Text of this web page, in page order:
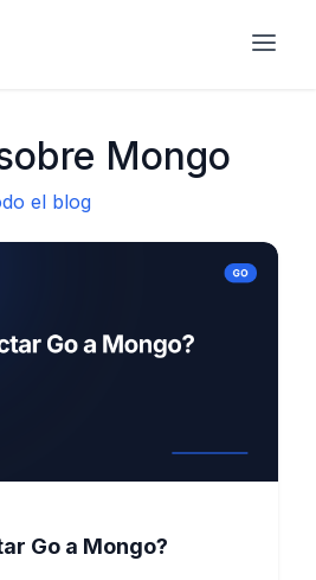
Mongo
el blog
Go a Mongo?